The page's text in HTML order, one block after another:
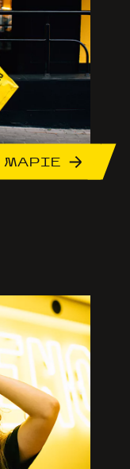
MAPIE